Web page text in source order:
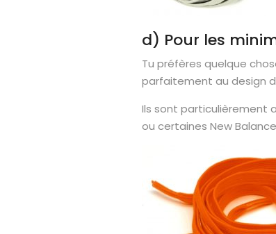
d) Pour les
Tu préfères quelque
parfaitement au design
Ils sont particulièrement
ou certaines New